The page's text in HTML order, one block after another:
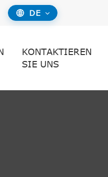
 DE
KONTAKTIEREN
SIE UNS